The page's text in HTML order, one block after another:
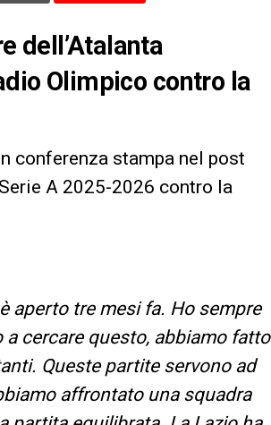
dell’Atalanta
Olimpico contro la
conferenza stampa nel post
A 2025-2026 contro la
aperto tre mesi fa. Ho sempre
cercare questo, abbiamo fatto
Queste partite servono ad
affrontato una squadra